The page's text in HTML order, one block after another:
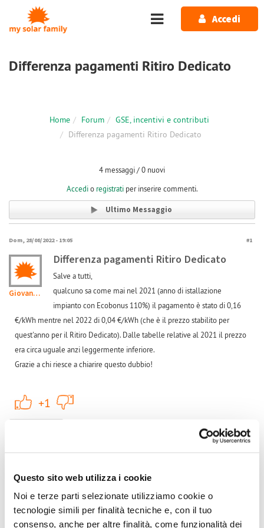
Questo sito web utilizza i cookie
Noi e terze parti selezionate utilizziamo cookie o
tecnologie simili per finalità tecniche e, con il tuo
consenso, anche per altre finalità, come funzionalità dei
Salta al contenuto principale
Accedi
Differenza pagamenti Ritiro Dedicato
Home Forum
GSE, incentivi e contributi
Differenza pagamenti Ritiro Dedicato
4 messaggi / 0 nuovi
Accedio registratiper inserire commenti.
Ultimo Messaggio
Dom, 28/08/2022 - 19:05 #1
Giovanni108
Differenza pagamenti Ritiro Dedicato
Salve a tutti,
qualcuno sa come mai nel 2021 (anno di istallazione
impianto con Ecobonus 110%) il pagamento è stato di 0,16
€/kWh mentre nel 2022 di 0,04 €/kWh (che è il prezzo stabilito per
quest'anno per il Ritiro Dedicato). Dalle tabelle relative al 2021 il prezzo
era circa uguale anzi leggermente inferiore.
Grazie a chi riesce a chiarire questo dubbio!
+1
per inserire commenti.
pagamento
sembrerebbe come se ti stanno pagando col minimo
garantito, non ti preoccupare che poi a fine anno faranno tutti